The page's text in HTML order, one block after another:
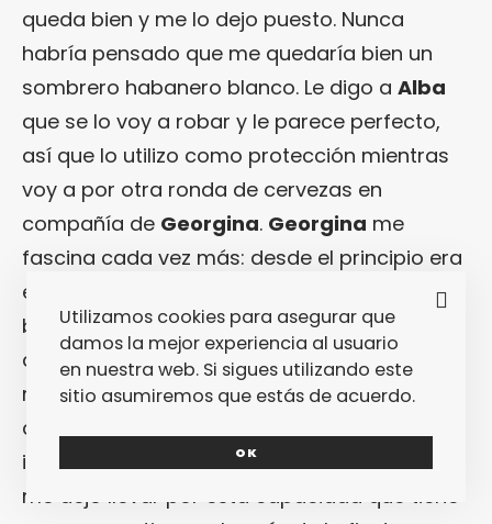
queda bien y me lo dejo puesto. Nunca
habría pensado que me quedaría bien un
sombrero habanero blanco. Le digo a Alba
que se lo voy a robar y le parece perfecto,
así que lo utilizo como protección mientras
voy a por otra ronda de cervezas en
compañía de Georgina. Georgina me
fascina cada vez más: desde el principio era
evidente que ella había venido a pasárselo
bien, pero el nivel de integración que está
demostrando desde el minuto cero no sólo
me parece sorprendente, sino envidiable. Es
alguien que te hace sentir cómodo
inmediatamente en su compañía, así que
me dejo llevar por esta capacidad que tiene
Utilizamos cookies para asegurar que
damos la mejor experiencia al usuario
en nuestra web. Si sigues utilizando este
sitio asumiremos que estás de acuerdo.
OK